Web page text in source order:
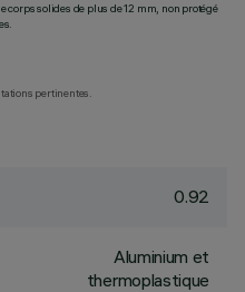
corps solides de plus de 12 mm, non protégé
pertinentes.
0.92
Aluminium et
thermoplastique